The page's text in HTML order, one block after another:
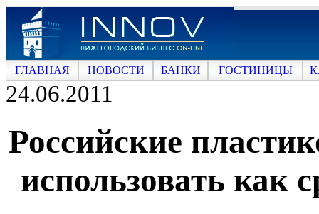
ГЛАВНАЯ НОВОСТИ БАНКИ ГОСТИНИЦЫ
24.06.2011
Российские
использовать как